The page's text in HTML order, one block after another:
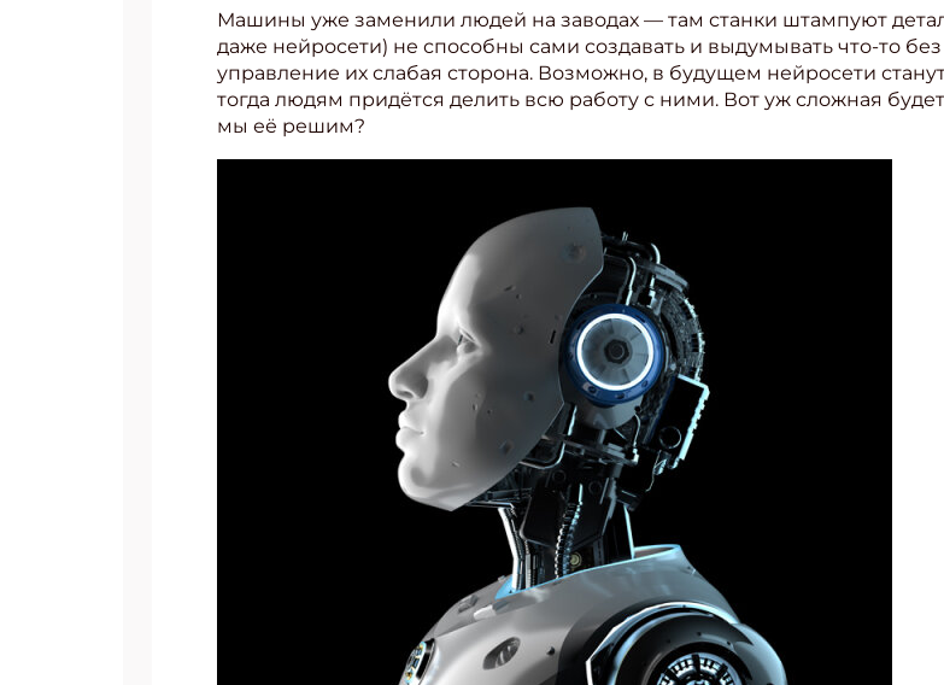
Машины уже заменили людей на заводах — там станки штампуют
даже нейросети) не способны сами создавать и выдумывать что-то
управление их слабая сторона. Возможно, в будущем нейросети
тогда людям придётся делить всю работу с ними. Вот уж сложная
мы её решим?